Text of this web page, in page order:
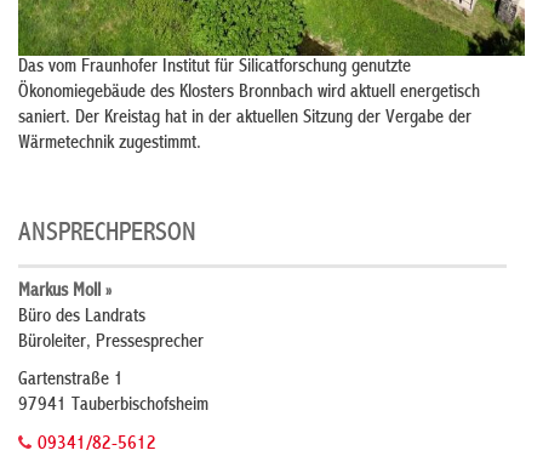
Das vom Fraunhofer Institut für Silicatforschung genutzte
Ökonomiegebäude des Klosters Bronnbach wird aktuell energetisch
saniert. Der Kreistag hat in der aktuellen Sitzung der Vergabe der
Wärmetechnik zugestimmt.
ANSPRECHPERSON
Markus Moll »
Büro des Landrats
Büroleiter, Pressesprecher
Gartenstraße 1
97941 Tauberbischofsheim
09341/82-5612